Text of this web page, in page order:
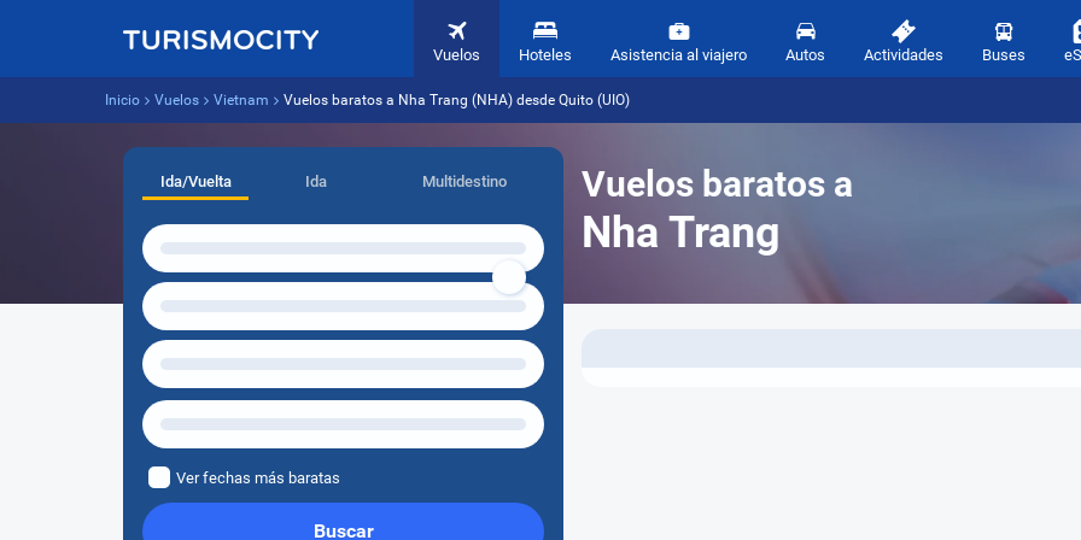
Vuelos Hoteles Asistencia al viajero Autos Actividades Buses
Inicio Vuelos Vietnam Vuelos baratos a Nha Trang (NHA) desde Quito (UIO)
Vuelos baratos a
Nha Trang
Ida/Vuelta Ida Multidestino
Ver fechas más baratas
Buscar